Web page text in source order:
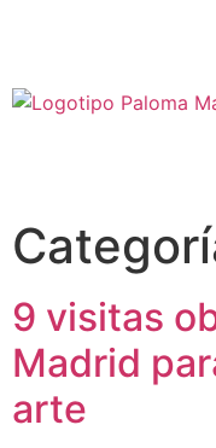
9 visitas
Madrid
arte